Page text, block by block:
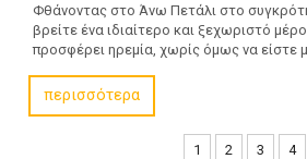
Φθάνοντας στο Άνω Πετάλι στο
βρείτε ένα ιδιαίτερο και ξεχωριστό
προσφέρει ηρεμία, χωρίς όμως να είστε
περισσότερα
1 2 3 4